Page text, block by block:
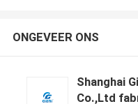
ONGEVEER ONS
Shanghai
Co.,Ltd